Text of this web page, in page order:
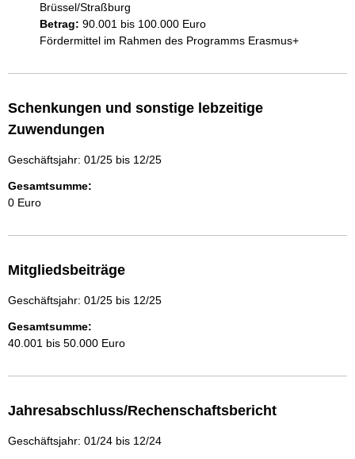
Brüssel/Straßburg
Betrag: 90.001 bis 100.000 Euro
Fördermittel im Rahmen des Programms Erasmus+
Schenkungen und sonstige lebzeitige
Zuwendungen
Geschäftsjahr: 01/25 bis 12/25
Gesamtsumme:
0 Euro
Mitgliedsbeiträge
Geschäftsjahr: 01/25 bis 12/25
Gesamtsumme:
40.001 bis 50.000 Euro
Jahresabschluss/Rechenschaftsbericht
Geschäftsjahr: 01/24 bis 12/24